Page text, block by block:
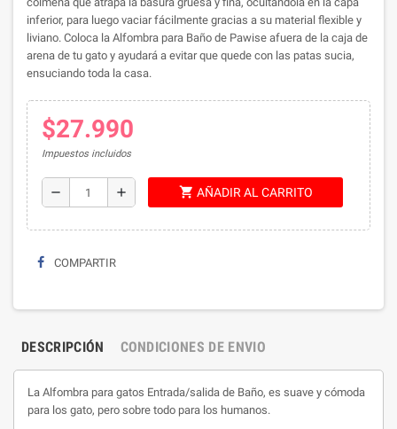
inferior, para luego vaciar fácilmente gracias a su material flexible y
liviano. Coloca la Alfombra para Baño de Pawise afuera de la caja de
arena de tu gato y ayudará a evitar que quede con las patas sucia,
ensuciando toda la casa.
$27.990
Impuestos incluidos
remove add shopping_cart AÑADIR AL CARRITO
COMPARTIR
DESCRIPCIÓN CONDICIONES DE ENVIO
La Alfombra para gatos Entrada/salida de Baño, es suave y cómoda
para los gato, pero sobre todo para los humanos.